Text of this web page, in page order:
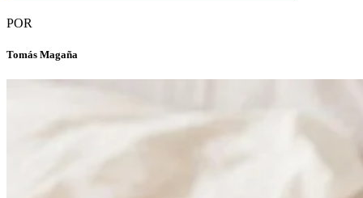
POR
Tomás Magaña